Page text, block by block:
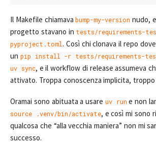
Il Makefile chiamavabump-my-version nudo,
progetto stavano in tests/requirements-
pyproject.toml . Così chi clonava il repo
un pip install -r tests/requirements-
uv sync, e il workflow di release assumeva
attivato. Troppa conoscenza implicita,
Oramai sono abituata a usare uv run e non
source .venv/bin/activate, e così mi sono
qualcosa che “alla vecchia maniera” non mi
successo.